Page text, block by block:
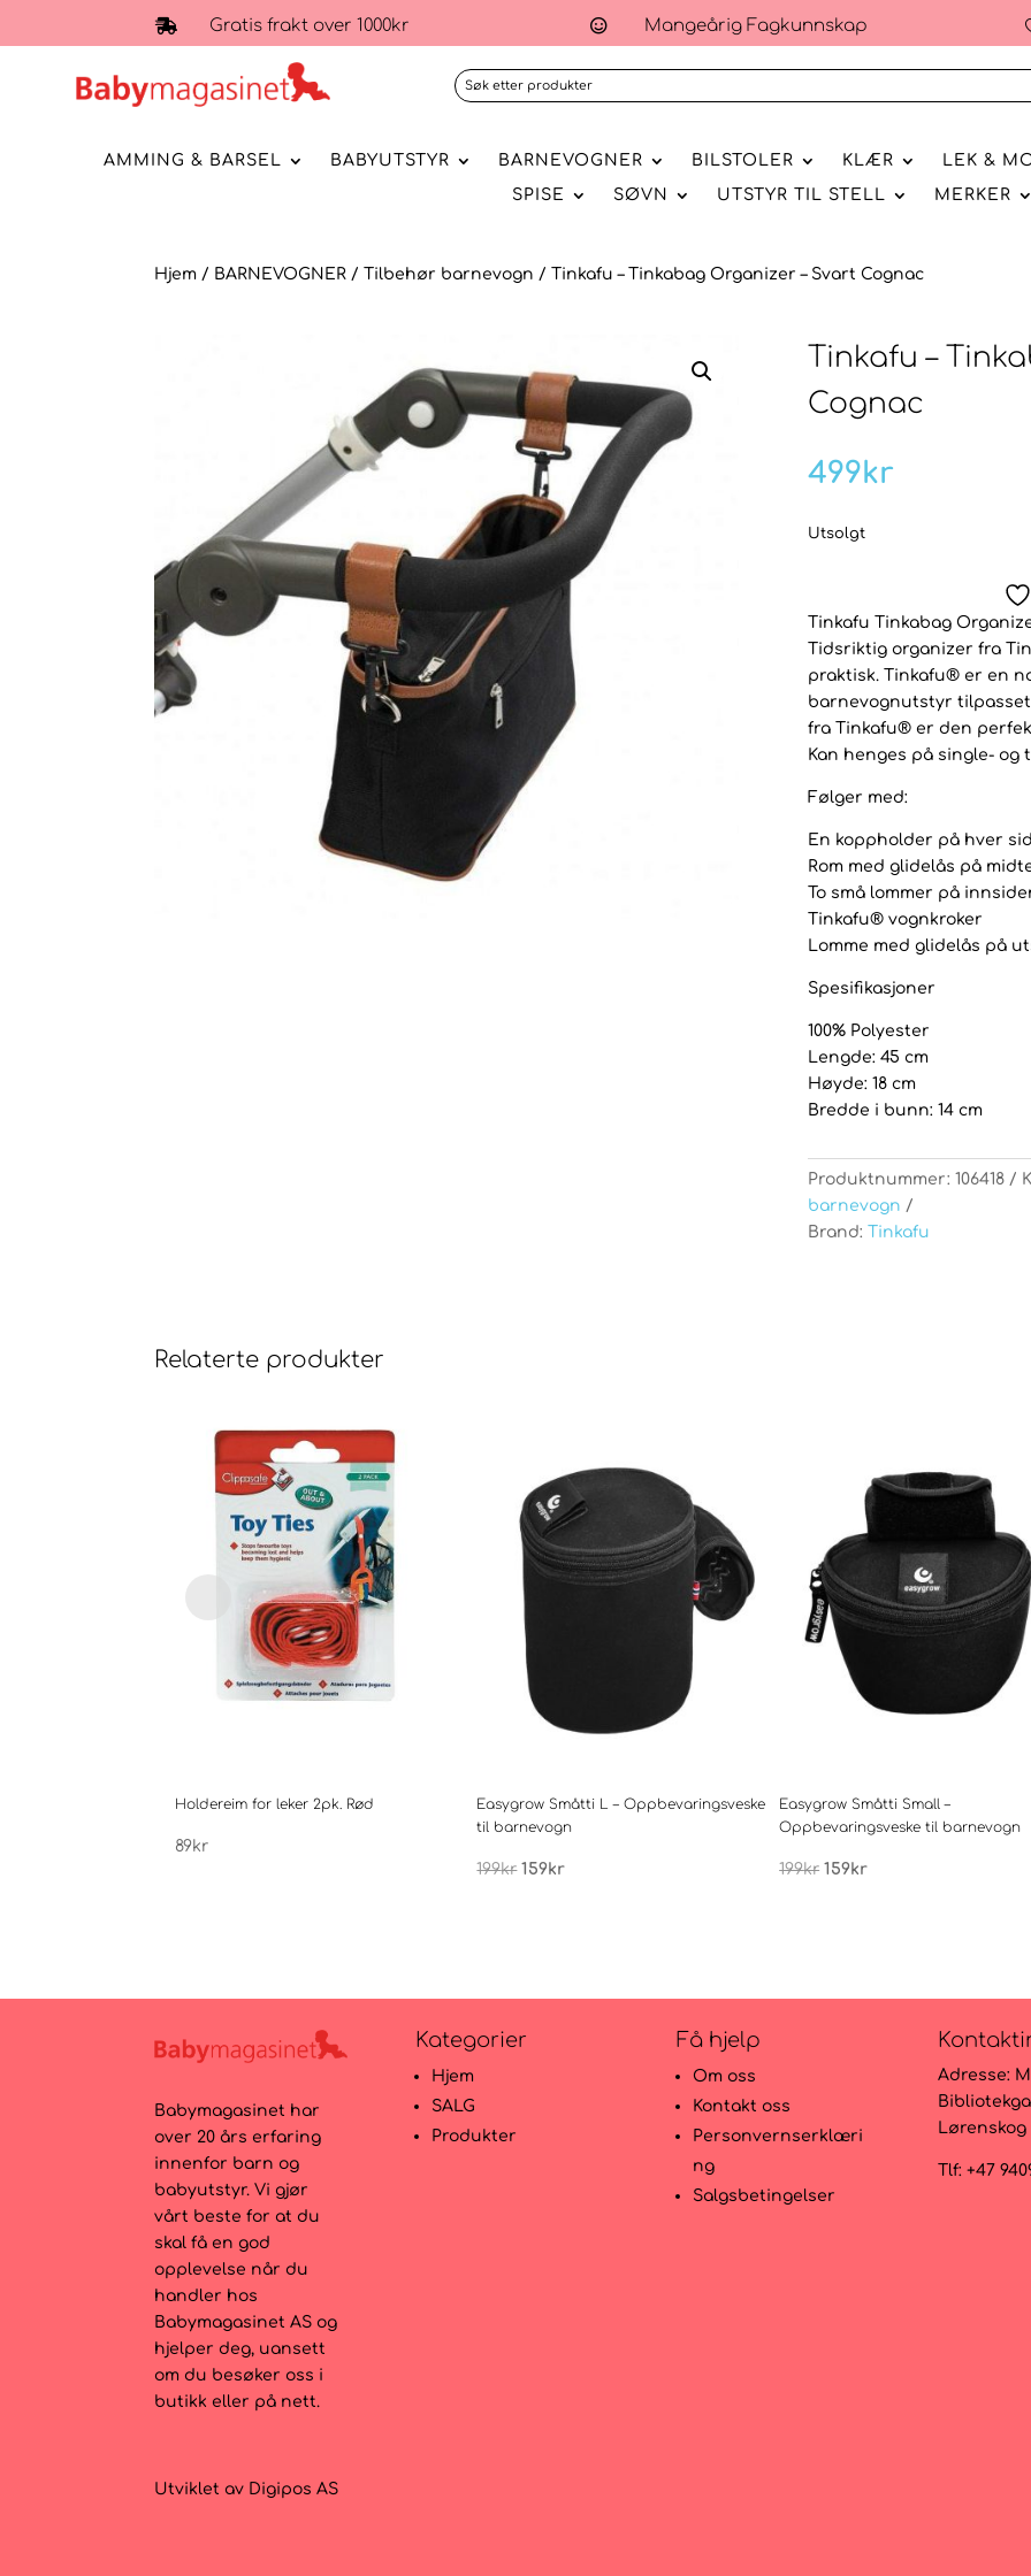
 Gratis frakt over 1000kr  Mangeårig Fagkunnskap
AMMING & BARSEL BABYUTSTYR BARNEVOGNER BILSTOLER KLÆR LEK &
SPISE
SØVN UTSTYR TIL STELL MERKER
Hjem / BARNEVOGNER / Tilbehør barnevogn / Tinkafu – Tinkabag Organizer – Svart Cognac
Tinkafu –
Cognac
499kr
Utsolgt
Tinkafu Tinkabag
Tidsriktig organizer fra
praktisk. Tinkafu® er en
barnevognutstyr
fra Tinkafu® er den
Kan henges på single- og
Følger med:
En koppholder på hver
Rom med glidelås på
To små lommer på
Tinkafu® vognkroker
Lomme med glidelås på
Spesifikasjoner
100% Polyester
Lengde: 45 cm
Høyde: 18 cm
Bredde i bunn: 14 cm
Produktnummer: 106418
barnevogn
Brand: Tinkafu
Relaterte produkter
Holdereim for leker 2pk. Rød
89kr
Easygrow Småtti L – Oppbevaringsveske
til barnevogn
199kr Opprinnelig
159krNåværende
Easygrow Småtti Small –
Oppbevaringsveske til barnevogn
199kr Opprinnelig
159krNåværende
Babymagasinet har
over 20 års erfaring
innenfor barn og
babyutstyr. Vi gjør
vårt beste for at du
skal få en god
opplevelse når du
handler hos
Babymagasinet AS og
hjelper deg, uansett
om du besøker oss i
butikk eller på nett.
Kategorier
Hjem
SALG
Produkter
Få hjelp
Om oss
Kontakt oss
Personvernserklæri
ng
Salgsbetingelser
Adresse:
Lørenskog
Tlf: +47
Utviklet av Digipos AS